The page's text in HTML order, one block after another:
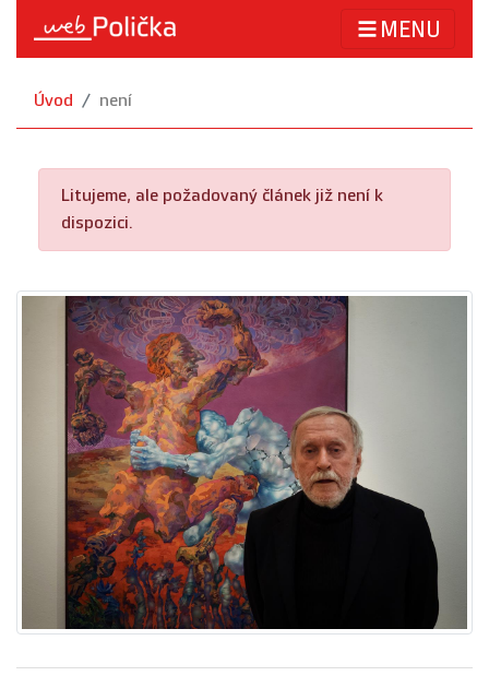
MENU
Úvod není
Litujeme, ale požadovaný článek již není k
dispozici.